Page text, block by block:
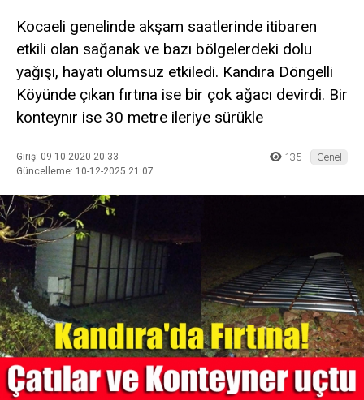
Kocaeli genelinde akşam saatlerinde itibaren
etkili olan sağanak ve bazı bölgelerdeki dolu
yağışı, hayatı olumsuz etkiledi. Kandıra Döngelli
Köyünde çıkan fırtına ise bir çok ağacı devirdi. Bir
konteynır ise 30 metre ileriye sürükle
Giriş: 09-10-2020 20:33
Güncelleme: 10-12-2025 21:07
135 Genel